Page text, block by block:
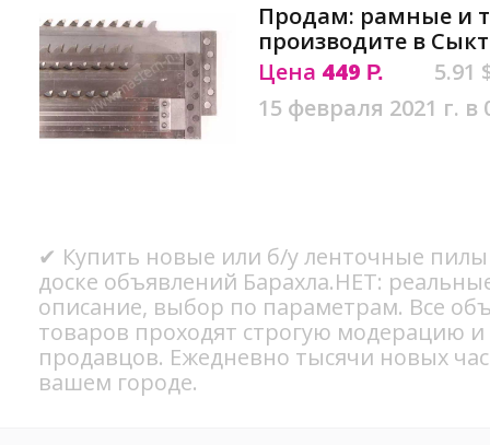
Продам: рамные и
производите в
Цена 449 Р.
5.91
15 февраля 2021 г. в
✔ Купить новые или б/у ленточные
доске объявлений Барахла.НЕТ:
описание, выбор по параметрам. Все
товаров проходят строгую модерацию
продавцов. Ежедневно тысячи новых
вашем городе.